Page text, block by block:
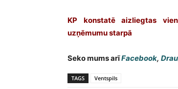
KP konstatē aizliegtas
uzņēmumu starpā
Seko mums arīFacebook,
TAGS Ventspils